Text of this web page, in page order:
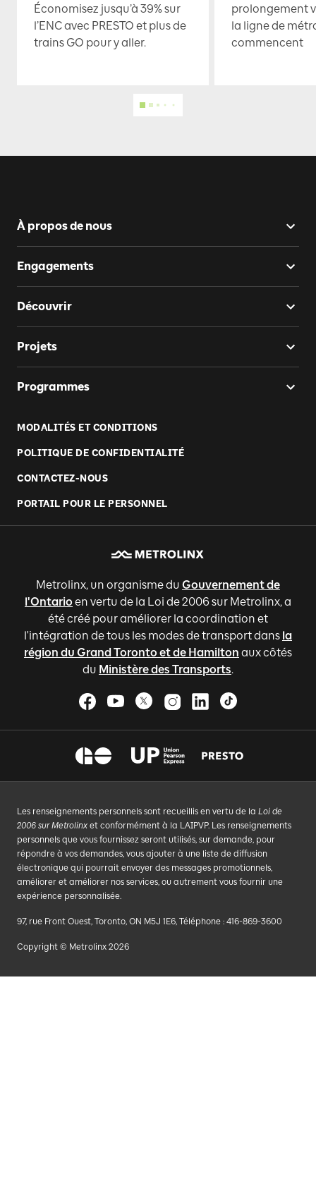
Économisez jusqu’à 39% sur
l’ENC avec PRESTO et plus de
trains GO pour y aller.
prolongement
la ligne de
commencent
À propos de nous
Engagements
Découvrir
Projets
Programmes
MODALITÉS ET CONDITIONS
POLITIQUE DE CONFIDENTIALITÉ
CONTACTEZ-NOUS
PORTAIL POUR LE PERSONNEL
Metrolinx, un organisme du Gouvernement de
l'Ontario en vertu de la Loi de 2006 sur Metrolinx, a
été créé pour améliorer la coordination et
l'intégration de tous les modes de transport dans la
région du Grand Toronto et de Hamilton aux côtés
du Ministère des Transports.
Les renseignements personnels sont recueillis en vertu de la Loi de
2006 sur Metrolinx et conformément à la LAIPVP. Les renseignements
personnels que vous fournissez seront utilisés, sur demande, pour
répondre à vos demandes, vous ajouter à une liste de diffusion
électronique qui pourrait envoyer des messages promotionnels,
améliorer et améliorer nos services, ou autrement vous fournir une
expérience personnalisée.
97, rue Front Ouest, Toronto, ON M5J 1E6, Téléphone : 416-869-3600
Copyright © Metrolinx 2026